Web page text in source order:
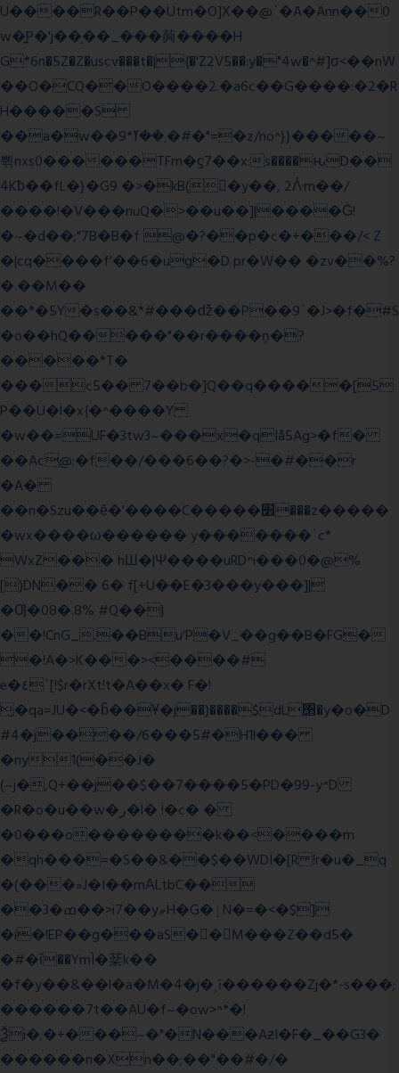
U����R��P��Utm�O]X��@`�A�Ann��0
w�͍P�'j��֛��_���䕟����H
G*6n�5Z�Z�uscv���t�|{�'Z2V5��:y�"4w�^#]σ<��nW
��O�CQ��O����2.�a6c��G����:�2�R
H�����S
��a�w��9*܂��ߌ�#�"=�z/no^}}�����~
쀢nxs0������TFm�ϛ7��x:s����ԋD��
4Kƀ��fL�}�G9 �>�kB(�ِy��, 2ᐿm��/
����!�V���nuQ�>��u��]|����Ġ!
�~�d��;"7B�B�f @�?��p�c�+���/< Z
�|cq����f'��6�ug�D pr�W�� �zv��%?
�.��M��
��*�5Y�s��&*#���ǆ��P��9`�J>�f�#S
�o��hQ�����"��r����ņ�?
�����*T�
���c5�� 7��b�]Q��q�����[5
P��U�l�x{�^����Y
�w��=UF�3tw3~���x�qIå5Ag>�f�
��Ac@:�f��/���6��?�>-�#��r
�A�
��n�Szu��ӗ�'����C�����׻���z�����
�wx����ω������ y�������`c*
WxZ��� hШ�|Ψ����uRD^i���0�@%
[)DN�� 6� f[+U��E�3���y���]|
�Ƣ�08�.8% #Q��|
��!CnG_.��Bu'P�V_��g��B�FG�
�!A�>K���><����#
e�٤`[!$r�rXt!t�A��x� F�!
̮�qa=JU�<�b̃��Ұ�j��)����$dL΢�y�o�D
#4�j����/6���5#�H1l���
�ny1(��J�
(~j�,Q+��j��$��7����5�PD�99-y^D
�R�o�u��w�ر�l� !�c� �
�0���o��������k��<����m
�qh���=�S��&��$��WDI�[R !r�u�_q
�(���»J�I��mΑLtbC��
��3�ߘ��>i7��yޠH�G�ٳN�=�<�$]
�i�!EP��g���aS��M���Z��d5�
�#�ΐ��YmÌ�棻k��
�f�y��&��l�a�M�4�j�ˎī������Zj�*-s���;
������7t� �AU�f~�ow>^*�!
Ѯi�;�+���~�"�N���AƶI�F�_��G3�
������n�Xn��;��"��#�/�